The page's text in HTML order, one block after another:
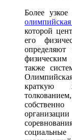
Более
которой
его
также
краткую
собственно